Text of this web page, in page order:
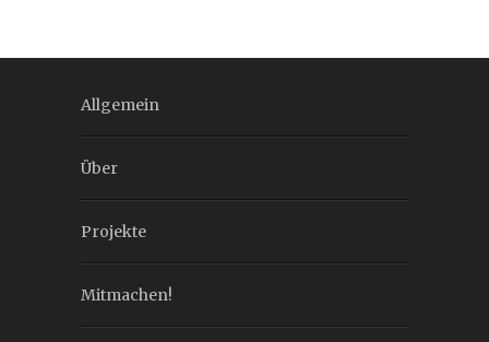
Allgemein
Über
Projekte
Mitmachen!